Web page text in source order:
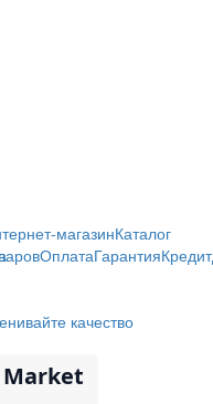
магазинКаталог
ОплатаГарантияКредит
Market